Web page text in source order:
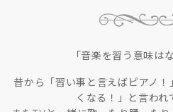
「音楽を習う意味は
昔から「習い事と言えばピアノ
くなる！」と言われ